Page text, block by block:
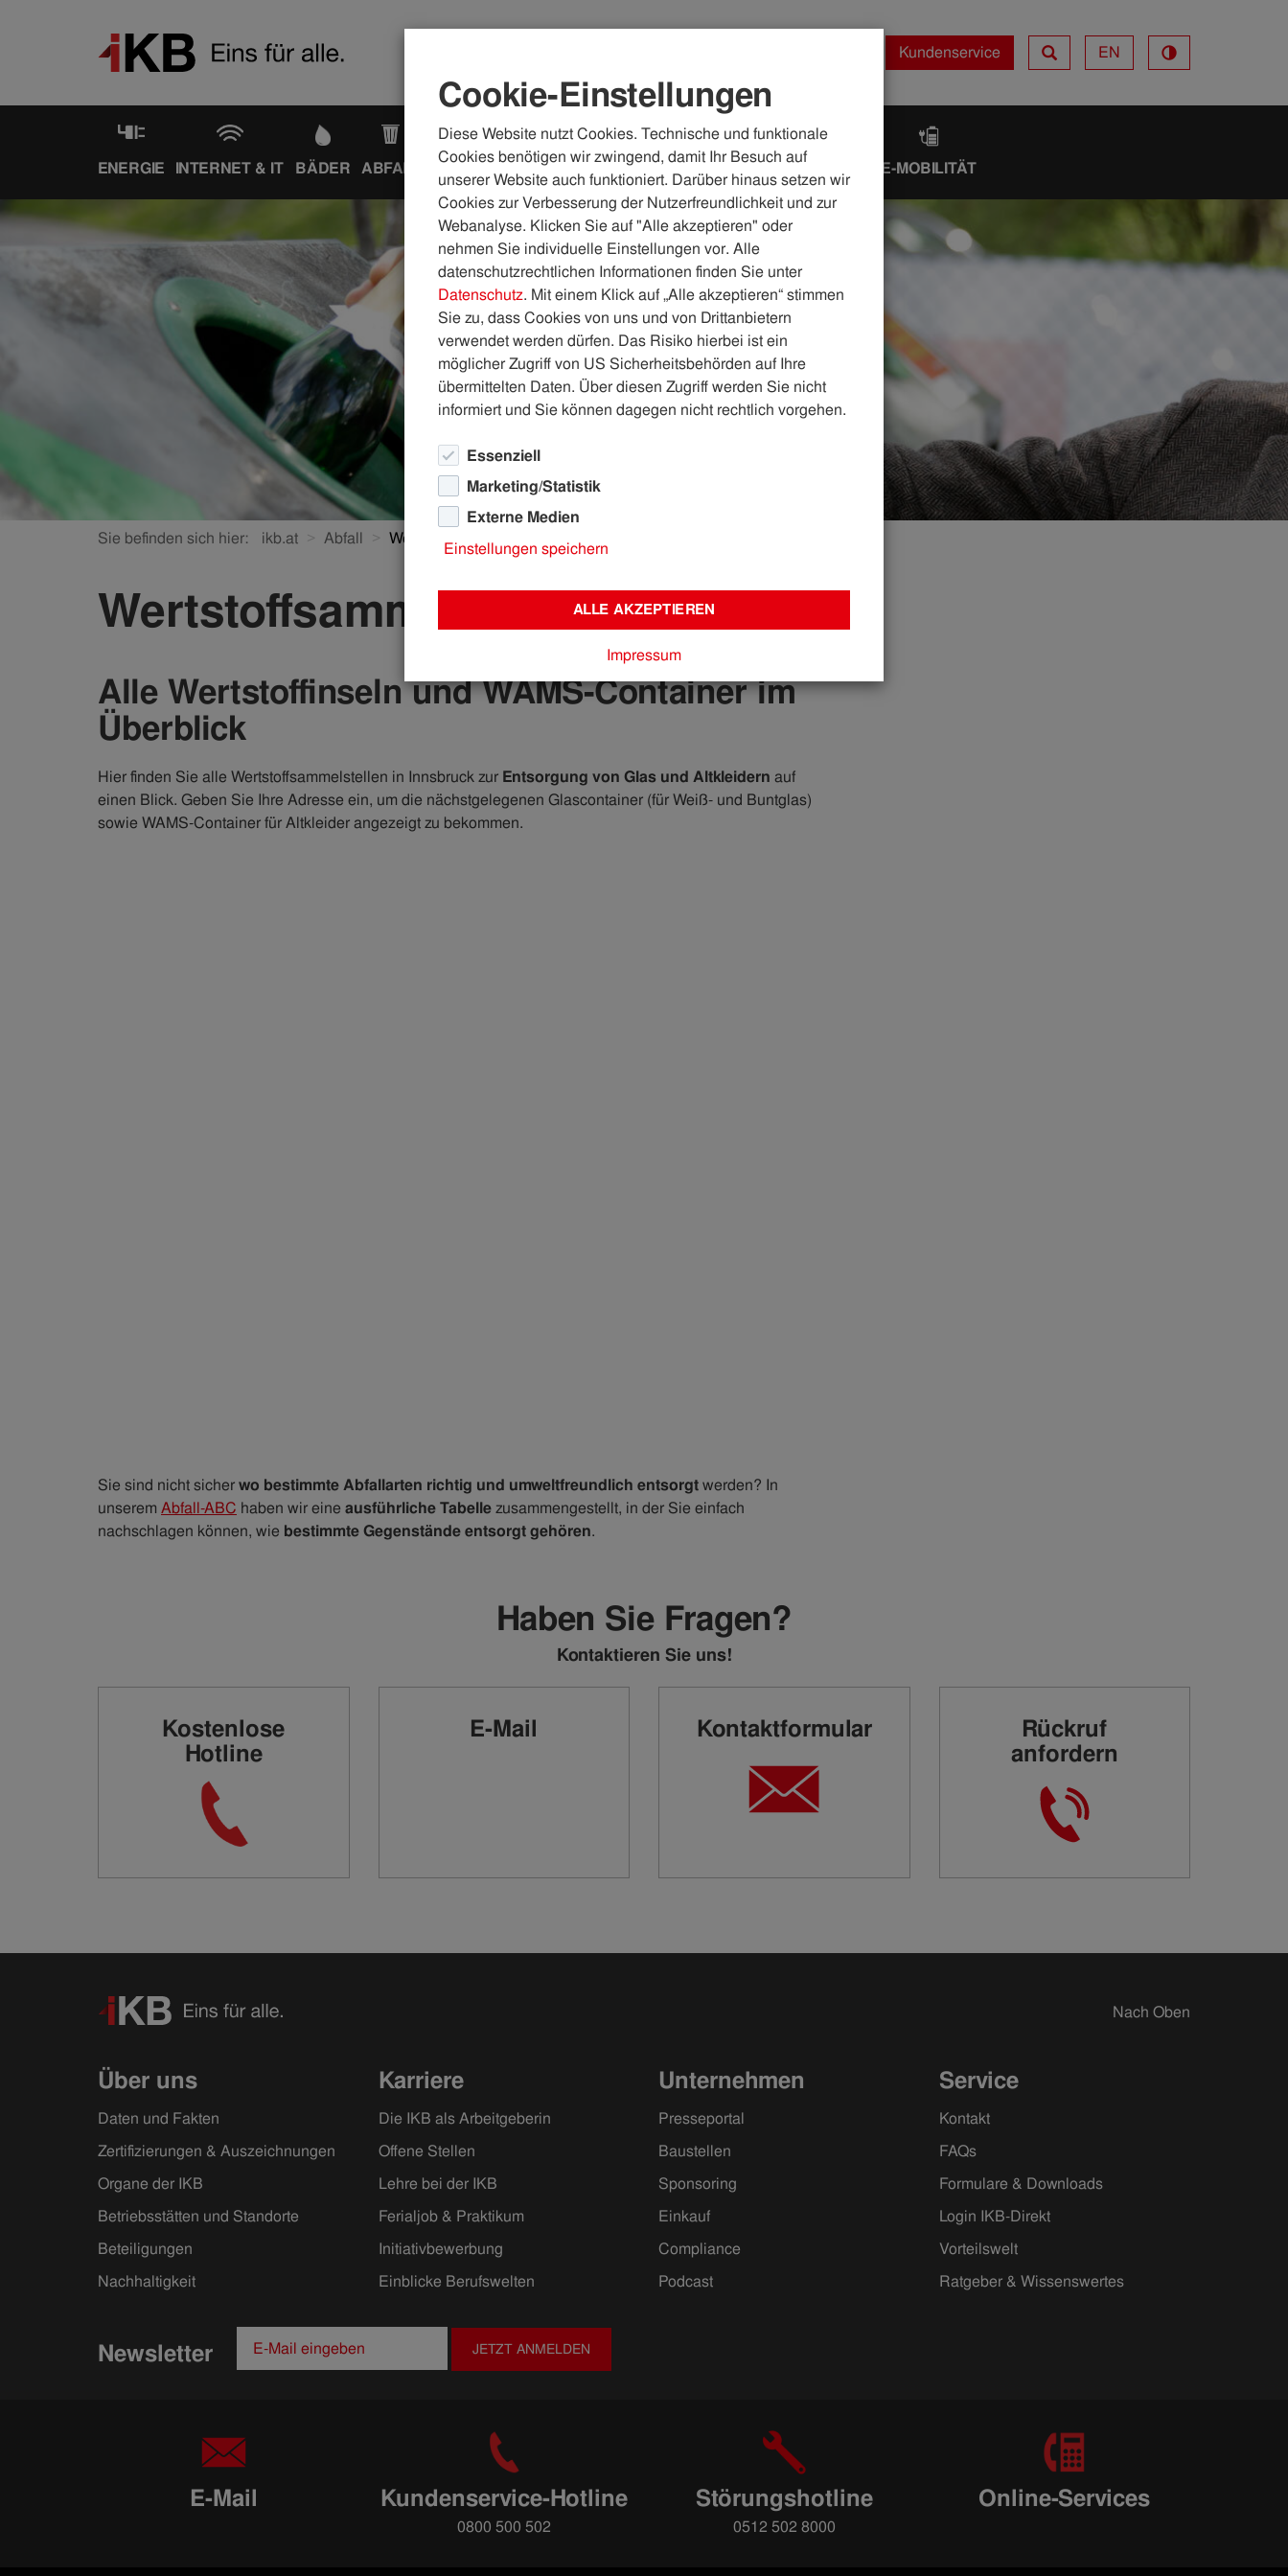
Kundenservice EN
ENERGIE INTERNET & IT BÄDER ABFALL WASSER & ABWASSER KÄLTE & WÄRME PHOTOVOLTAIK E-MOBILITÄT
Sie befinden sich hier: ikb.at Abfall Wertstoffsammelstellen Innsbruck
Wertstoffsammelstellen Innsbruck
Alle Wertstoffinseln und WAMS-Container im
Überblick
Hier finden Sie alle Wertstoffsammelstellen in Innsbruck zur Entsorgung von Glas und Altkleidern auf
einen Blick. Geben Sie Ihre Adresse ein, um die nächstgelegenen Glascontainer (für Weiß- und Buntglas)
sowie WAMS-Container für Altkleider angezeigt zu bekommen.
Sie sind nicht sicherwo bestimmte Abfallarten richtig und umweltfreundlich entsorgtwerden? In
unserem Abfall-ABC haben wir eine ausführliche Tabellezusammengestellt, in der Sie einfach
nachschlagen können, wie bestimmte Gegenstände entsorgt gehören.
Haben Sie Fragen?
Kontaktieren Sie uns!
Kostenlose
Hotline
E-Mail Kontaktformular
Rückruf
anfordern
Nach Oben
Über uns
Daten und Fakten
Zertifizierungen & Auszeichnungen
Organe der IKB
Betriebsstätten und Standorte
Beteiligungen
Nachhaltigkeit
Karriere
Die IKB als Arbeitgeberin
Offene Stellen
Lehre bei der IKB
Ferialjob & Praktikum
Initiativbewerbung
Einblicke Berufswelten
Unternehmen
Presseportal
Baustellen
Sponsoring
Einkauf
Compliance
Podcast
Service
Kontakt
FAQs
Formulare & Downloads
Login IKB-Direkt
Vorteilswelt
Ratgeber & Wissenswertes
Newsletter JETZT ANMELDEN
E-Mail Kundenservice-Hotline
0800 500 502
Störungshotline
0512 502 8000
Online-Services
Cookie-Einstellungen
Diese Website nutzt Cookies. Technische und funktionale
Cookies benötigen wir zwingend, damit Ihr Besuch auf
unserer Website auch funktioniert. Darüber hinaus setzen wir
Cookies zur Verbesserung der Nutzerfreundlichkeit und zur
Webanalyse. Klicken Sie auf "Alle akzeptieren" oder
nehmen Sie individuelle Einstellungen vor. Alle
datenschutzrechtlichen Informationen finden Sie unter
Datenschutz. Mit einem Klick auf „Alle akzeptieren“ stimmen
Sie zu, dass Cookies von uns und von Drittanbietern
verwendet werden dürfen. Das Risiko hierbei ist ein
möglicher Zugriff von US Sicherheitsbehörden auf Ihre
übermittelten Daten. Über diesen Zugriff werden Sie nicht
informiert und Sie können dagegen nicht rechtlich vorgehen.
Essenziell
Marketing/Statistik
Externe Medien
Einstellungen speichern
ALLE AKZEPTIEREN
Impressum